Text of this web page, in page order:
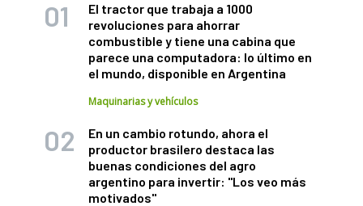
El tractor que trabaja a 1000
revoluciones para ahorrar
combustible y tiene una cabina que
parece una computadora: lo último en
el mundo, disponible en Argentina
Maquinarias y vehículos
En un cambio rotundo, ahora el
productor brasilero destaca las
buenas condiciones del agro
argentino para invertir: "Los veo más
motivados"